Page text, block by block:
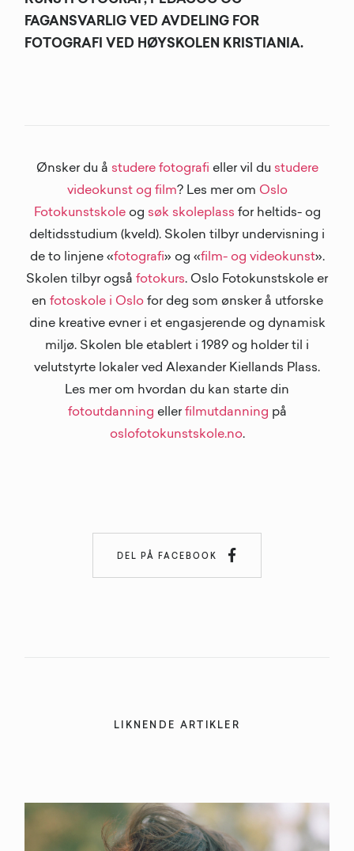
FAGANSVARLIG VED AVDELING FOR
FOTOGRAFI VED HØYSKOLEN KRISTIANIA.
Ønsker du å studere fotografi eller vil du studere
videokunst og film? Les mer om Oslo
Fotokunstskoleog søk skoleplass for heltids- og
deltidsstudium (kveld). Skolen tilbyr undervisning i
de to linjene «fotografi» og «film- og videokunst».
Skolen tilbyr også fotokurs. Oslo Fotokunstskole er
en fotoskole i Oslofor deg som ønsker å utforske
dine kreative evner i et engasjerende og dynamisk
miljø. Skolen ble etablert i 1989 og holder til i
velutstyrte lokaler ved Alexander Kiellands Plass.
Les mer om hvordan du kan starte din
fotoutdanning ellerfilmutdanning på
oslofotokunstskole.no.
DEL PÅ FACEBOOK 
LIKNENDE ARTIKLER